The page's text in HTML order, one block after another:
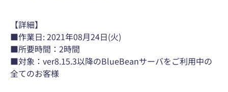
【詳細】
■作業日: 2021年08月24日(火)
■所要時間：2時間
■対象：ver8.15.3以降のBlueBeanサーバをご利用中の
全てのお客様